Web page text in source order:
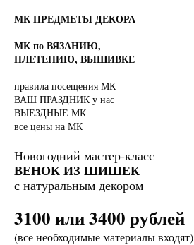
МК ПРЕДМЕТЫ ДЕКОРА
МК по ВЯЗАНИЮ,
ПЛЕТЕНИЮ, ВЫШИВКЕ
правила посещения МК
ВАШ ПРАЗДНИК у нас
ВЫЕЗДНЫЕ МК
все цены на МК
Новогодний мастер-класс
ВЕНОК ИЗ ШИШЕК
с натуральным декором
3100 или 3400 рублей
(все необходимые материалы входят)